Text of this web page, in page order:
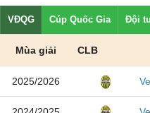
VĐQG Cúp Quốc Gia Đội
Mùa giải CLB
2025/2026